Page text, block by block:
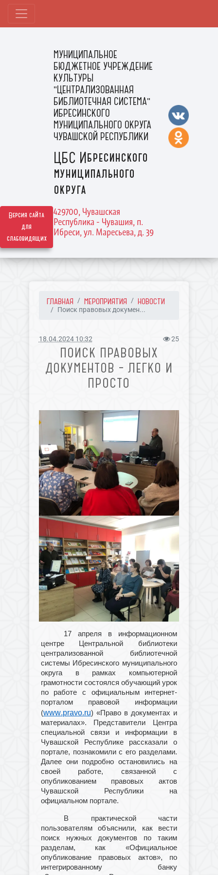
Версия сайта
для
слабовидящих
МУНИЦИПАЛЬНОЕ
БЮДЖЕТНОЕ УЧРЕЖДЕНИЕ
КУЛЬТУРЫ
"ЦЕНТРАЛИЗОВАННАЯ
БИБЛИОТЕЧНАЯ СИСТЕМА"
ИБРЕСИНСКОГО
МУНИЦИПАЛЬНОГО ОКРУГА
ЧУВАШСКОЙ РЕСПУБЛИКИ
ЦБС Ибресинского
муниципального
округа
429700, Чувашская
Республика - Чувашия, п.
Ибреси, ул. Маресьева, д. 39
ГЛАВНАЯ МЕРОПРИЯТИЯ НОВОСТИ
Поиск правовых докумен...
18.04.2024 10:32 25
ПОИСК ПРАВОВЫХ
ДОКУМЕНТОВ – ЛЕГКО И
ПРОСТО
17 апреля в информационном
центре Центральной библиотеки
централизованной библиотечной
системы Ибресинского муниципального
округа в рамках компьютерной
грамотности состоялся обучающий урок
по работе с официальным интернет-
порталом правовой информации
(www.pravo.ru) «Право в документах и
материалах». Представители Центра
специальной связи и информации в
Чувашской Республике рассказали о
портале, познакомили с его разделами.
Далее они подробно остановились на
своей работе, связанной с
опубликованием правовых актов
Чувашской Республики на
официальном портале.
В практической части
пользователям объяснили, как вести
поиск нужных документов по таким
разделам, как «Официальное
опубликование правовых актов», по
интегрированному банку